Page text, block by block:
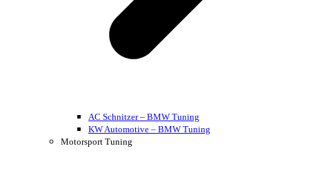
AC Schnitzer – BMW Tuning
KW Automotive – BMW Tuning
Motorsport Tuning